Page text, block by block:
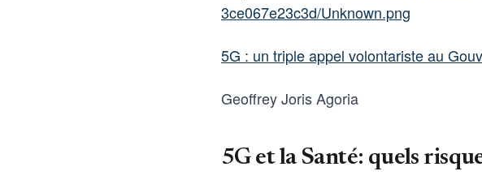
3ce067e23c3d/Unknown.png
5G : un triple appel volontariste au
Geoffrey Joris Agoria
5G et la Santé: quels